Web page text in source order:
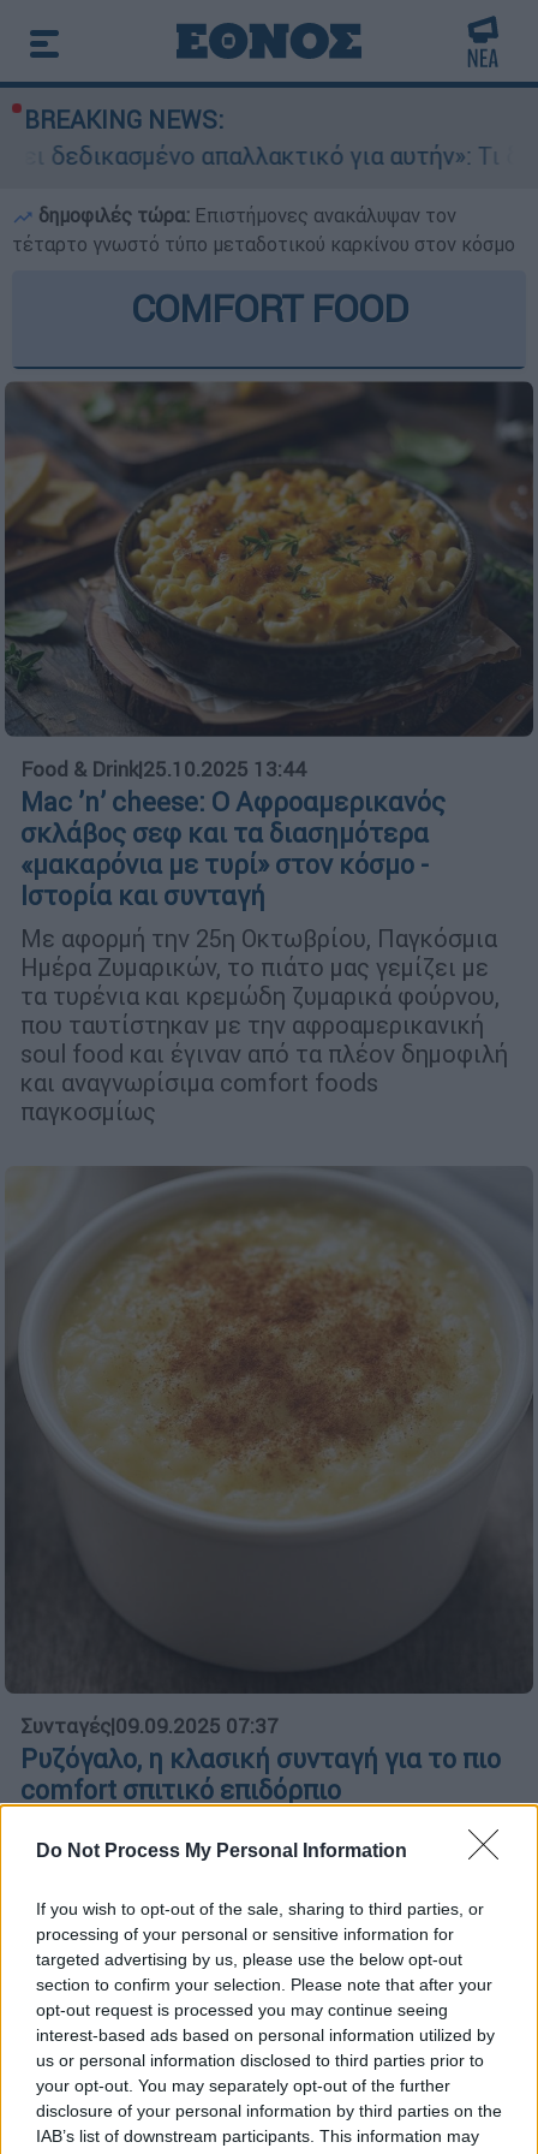
Do Not Process My Personal Information
If you wish to opt-out of the sale, sharing to third parties, or
processing of your personal or sensitive information for
targeted advertising by us, please use the below opt-out
section to confirm your selection. Please note that after your
opt-out request is processed you may continue seeing
interest-based ads based on personal information utilized by
us or personal information disclosed to third parties prior to
your opt-out. You may separately opt-out of the further
disclosure of your personal information by third parties on the
IAB’s list of downstream participants. This information may
BREAKING NEWS:
απαλλακτικό για αυτήν»: Τι
δημοφιλές τώρα: Επιστήμονες ανακάλυψαν τον
τέταρτο γνωστό τύπο μεταδοτικού καρκίνου στον κόσμο
COMFORT FOOD
Food & Drink|25.10.2025 13:44
Mac ’n’ cheese: Ο Αφροαμερικανός
σκλάβος σεφ και τα διασημότερα
«μακαρόνια με τυρί» στον κόσμο -
Ιστορία και συνταγή
Με αφορμή την 25η Οκτωβρίου, Παγκόσμια
Ημέρα Ζυμαρικών, το πιάτο μας γεμίζει με
τα τυρένια και κρεμώδη ζυμαρικά φούρνου,
που ταυτίστηκαν με την αφροαμερικανική
soul food και έγιναν από τα πλέον δημοφιλή
και αναγνωρίσιμα comfort foods
παγκοσμίως
Συνταγές|09.09.2025 07:37
Ρυζόγαλο, η κλασική συνταγή για το πιο
comfort σπιτικό επιδόρπιο
βανίλια και κανέλα... Βγαλμένη από τις
ρύζι αποτελεί το απόλυτο comfort food σε
γλύκισμα.